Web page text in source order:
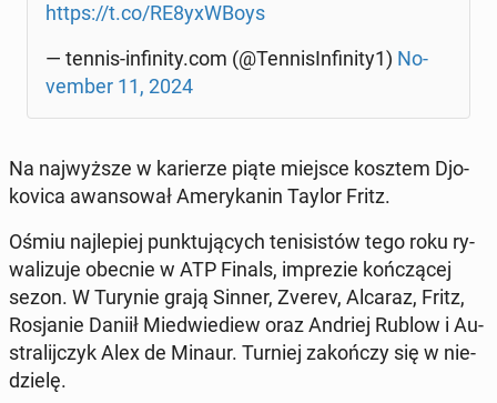
https://t.co/RE8yxWBoys
— tennis-in­fi­ni­ty.com (@Ten­ni­sIn­fi­ni­ty1) No­
vem­ber 11, 2024
Na naj­wyż­sze w ka­rie­rze piąte miejsce kosztem Djo­
ko­vi­ca awan­so­wał Ame­ry­ka­nin Taylor Fritz.
Ośmiu naj­le­piej punk­tu­ją­cych te­ni­si­stów tego roku ry­
wa­li­zu­je obecnie w ATP Finals, im­pre­zie koń­czą­cej
sezon. W Turynie grają Sinner, Zverev, Alcaraz, Fritz,
Ro­sja­nie Daniił Mie­dwie­diew oraz Andriej Rublow i Au­
stra­lij­czyk Alex de Minaur. Turniej za­koń­czy się w nie­
dzie­lę.